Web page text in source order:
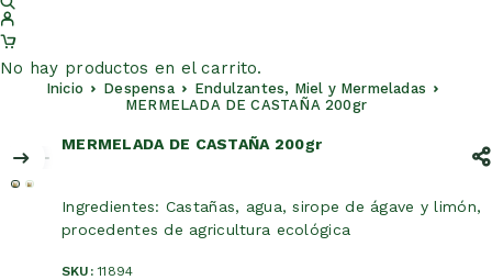
No hay productos en el carrito.
Inicio Despensa
Endulzantes, Miel y Mermeladas
MERMELADA DE CASTAÑA 200gr
MERMELADA DE CASTAÑA 200gr
Ingredientes: Castañas, agua, sirope de ágave y limón,
procedentes de agricultura ecológica
SKU:11894